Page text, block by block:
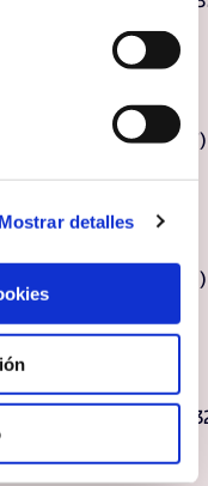
Mostrar detalles
(7.174.777)
(1.538.311)